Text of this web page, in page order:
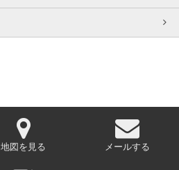
地図を見る メールする